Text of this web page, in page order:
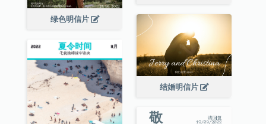
绿色明信片
结婚明信片